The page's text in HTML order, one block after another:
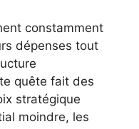
constamment
dépenses tout
quête fait des
stratégique
moindre, les